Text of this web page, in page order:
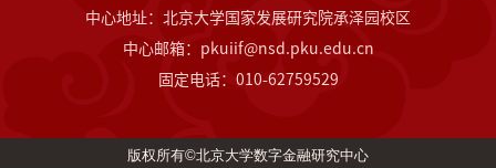
中心地址：北京大学国家发展研究院承泽园校区
中心邮箱：pkuiif@nsd.pku.edu.cn
固定电话：010-62759529
版权所有©北京大学数字金融研究中心